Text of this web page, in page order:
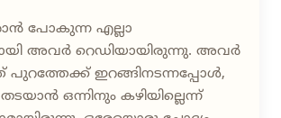
പോകുന്ന എല്ലാ
അവർ റെഡിയായിരുന്നു. അവർ
ഇറങ്ങിനടന്നപ്പോൾ,
ഒന്നിനും കഴിയില്ലെന്ന്